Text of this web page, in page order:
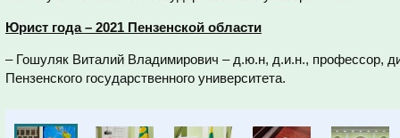
Юрист года – 2021 Пензенской области
– Гошуляк Виталий Владимирович – д.ю.н, д.и.н., профессор,
Пензенского государственного университета.